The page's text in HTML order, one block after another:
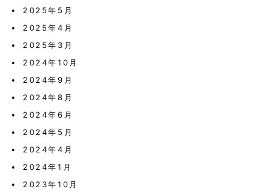
2025年5月
2025年4月
2025年3月
2024年10月
2024年9月
2024年8月
2024年6月
2024年5月
2024年4月
2024年1月
2023年10月